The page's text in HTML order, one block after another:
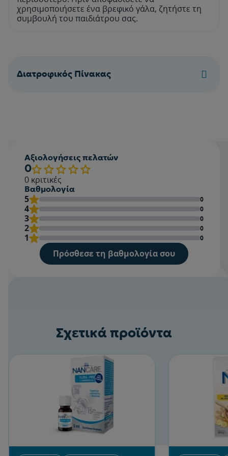
χρησιμοποιήσετε ένα βρεφικό γάλα, ζητήστε τη
συμβουλή του παιδιάτρου σας.
Διατροφικός Πίνακας
Αξιολογήσεις πελατών
0
0 κριτικές
Βαθμολογία
5 0
4 0
3 0
2 0
1 0
Πρόσθεσε τη βαθμολογία σου
Γράψε μία κριτικήΣχετικά προϊόντα